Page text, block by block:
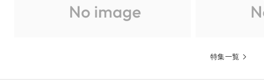
特集一覧